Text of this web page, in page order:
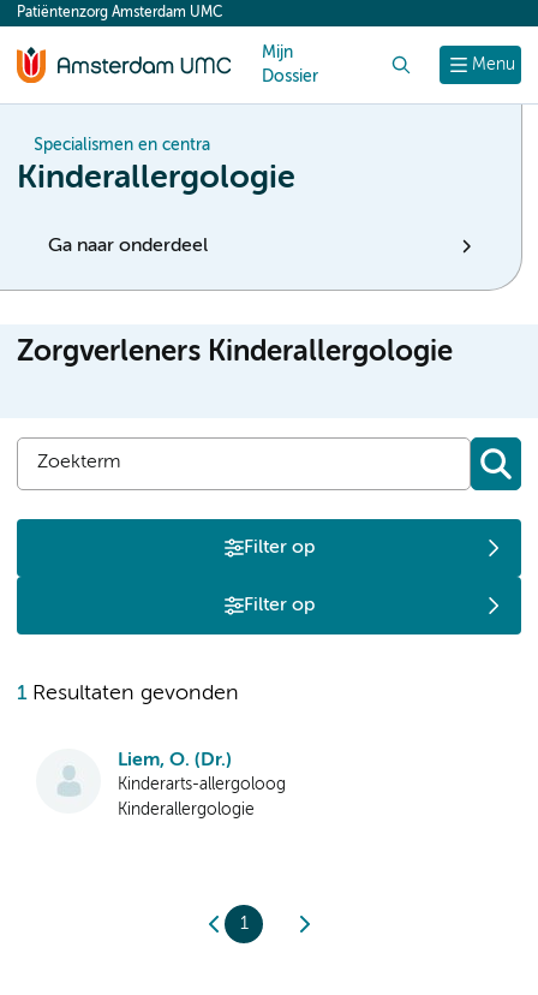
content
Menu
Patiëntenzorg Amsterdam UMC
Mijn
Dossier
Specialismen en centra
Kinderallergologie
Ga naar onderdeel
Zorgverleners Kinderallergologie
Filter op
Filter op
1Resultaten gevonden
Liem, O. (Dr.)
Kinderarts-allergoloog
Kinderallergologie
1